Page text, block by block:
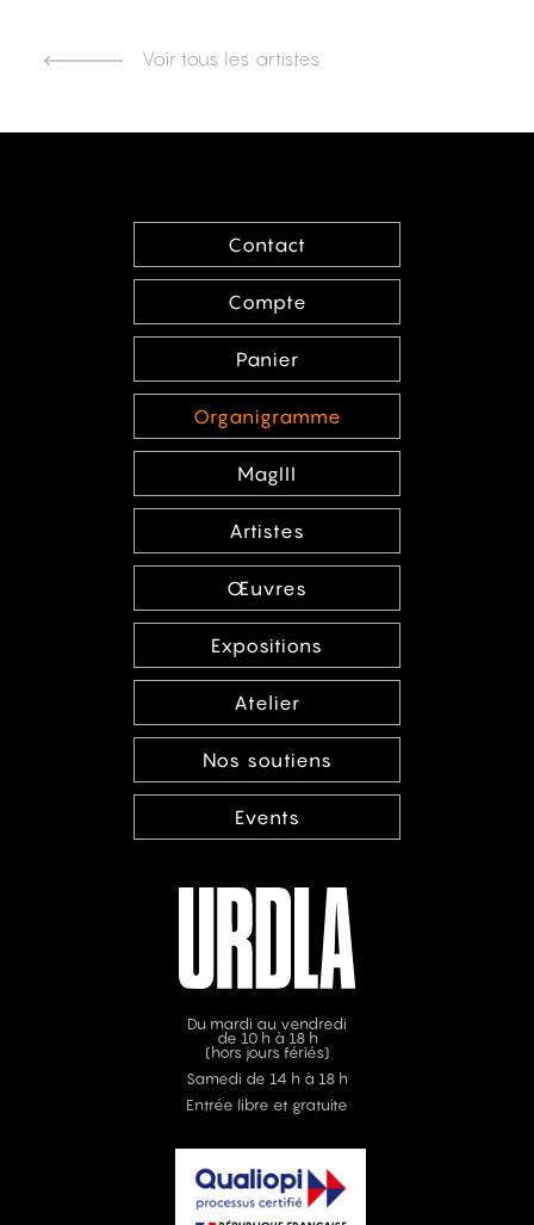
Voir tous les artistes
Contact
Compte
Panier
Organigramme
MagIII
Artistes
Œuvres
Expositions
Atelier
Nos soutiens
Events
Du mardi au vendredi
de 10 h à 18 h
(hors jours fériés)
Samedi de 14 h à 18 h
Entrée libre et gratuite